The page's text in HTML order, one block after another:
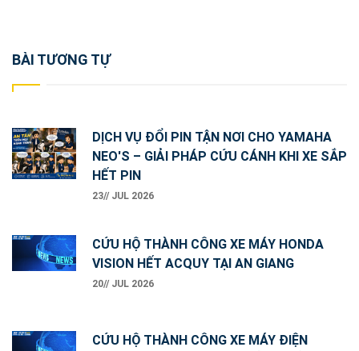
Post
navigation
BÀI TƯƠNG TỰ
DỊCH VỤ ĐỔI PIN TẬN NƠI CHO YAMAHA
NEO'S – GIẢI PHÁP CỨU CÁNH KHI XE SẮP
HẾT PIN
23// JUL 2026
CỨU HỘ THÀNH CÔNG XE MÁY HONDA
VISION HẾT ACQUY TẠI AN GIANG
20// JUL 2026
CỨU HỘ THÀNH CÔNG XE MÁY ĐIỆN